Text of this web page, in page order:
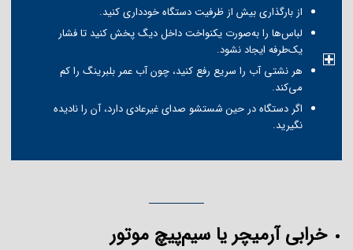
از بارگذاری بیش از ظرفیت دستگاه خودداری کنید.
لباس‌ها را به‌صورت یکنواخت داخل دیگ پخش کنید تا فشار
یک‌طرفه ایجاد نشود.
هر نشتی آب را سریع رفع کنید، چون آب عمر بلبرینگ را کم
می‌کند.
اگر دستگاه در حین شستشو صدای غیرعادی دارد، آن را نادیده
نگیرید.
خرابی آرمیچر یا سیم‌پیچ موتور